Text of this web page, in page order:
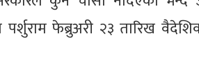
फेब्रुअरी २३ तारिख